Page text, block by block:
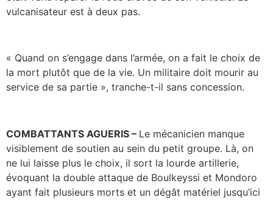
vulcanisateur est à deux pas.
« Quand on s’engage dans l’armée, on a fait le choix de
la mort plutôt que de la vie. Un militaire doit mourir au
service de sa partie », tranche-t-il sans concession.
COMBATTANTS AGUERIS – Le mécanicien manque
visiblement de soutien au sein du petit groupe. Là, on
ne lui laisse plus le choix, il sort la lourde artillerie,
évoquant la double attaque de Boulkeyssi et Mondoro
ayant fait plusieurs morts et un dégât matériel jusqu’ici